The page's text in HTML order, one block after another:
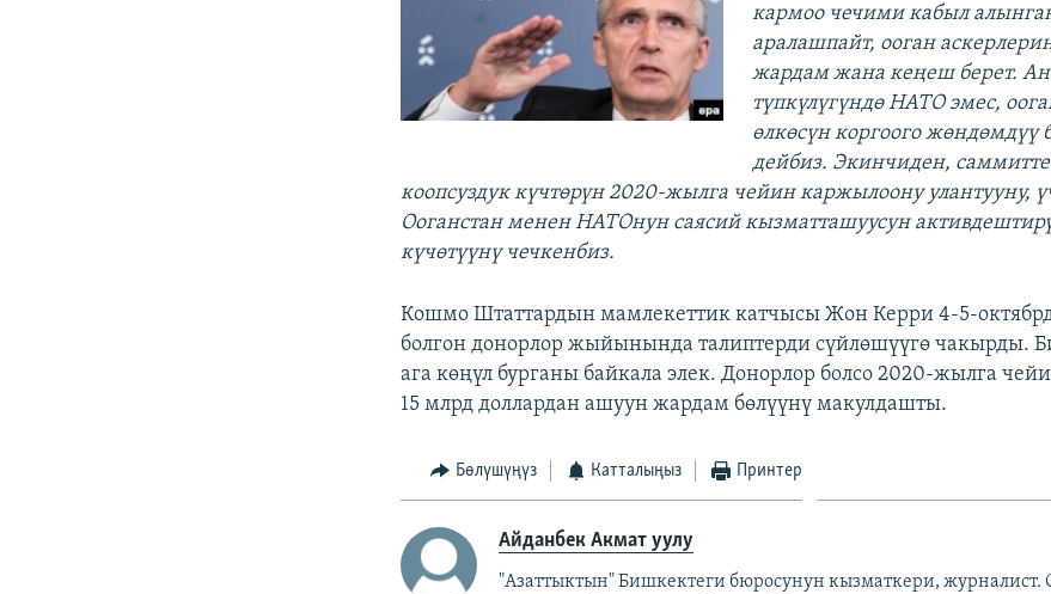
кармоо чечими кабыл
аралашпайт, ооган
жардам жана кеңеш берет.
түпкүлүгүндө НАТО эмес,
өлкөсүн коргоого жөндөмдүү
дейбиз. Экинчиден, саммитте
коопсуздук күчтөрүн 2020-жылга чейин каржылоону улантууну,
Ооганстан менен НАТОнун саясий кызматташуусун
күчөтүүнү чечкенбиз.
Кошмо Штаттардын мамлекеттик катчысы Жон Керри 4-5-
болгон донорлор жыйынында талиптерди сүйлөшүүгө чакырды.
ага көңүл бурганы байкала элек. Донорлор болсо 2020-жылга
15 млрд доллардан ашуун жардам бөлүүнү макулдашты.
Бөлүшүңүз Катталыңыз Принтер
Айданбек Акмат уулу
"Азаттыктын" Бишкектеги бюросунун кызматкери, журналист.